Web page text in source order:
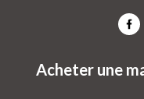
Acheter une